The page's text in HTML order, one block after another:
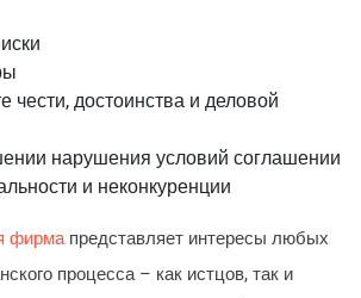
чести, достоинства и деловой
нарушения условий соглашении
и неконкуренции
фирмапредставляет интересы любых
процесса – как истцов, так и